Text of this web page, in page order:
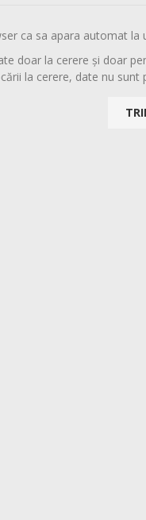
ca sa apara automat
doar la cerere și doar
la cerere, date nu